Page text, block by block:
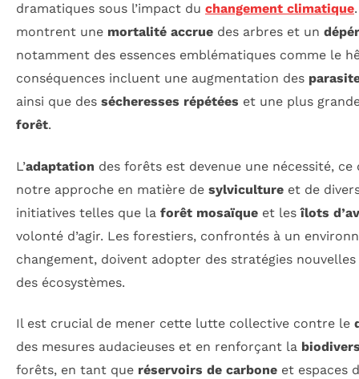
dramatiques sous l’impact du changement climatique
montrent une mortalité accrue des arbres et un
notamment des essences emblématiques comme le
conséquences incluent une augmentation des
ainsi que des sécheresses répétées et une plus
forêt.
L’adaptation des forêts est devenue une nécessité,
notre approche en matière de sylviculture et de
initiatives telles que la forêt mosaïque et lesîlots
volonté d’agir. Les forestiers, confrontés à un
changement, doivent adopter des stratégies
des écosystèmes.
Il est crucial de mener cette lutte collective contre le
des mesures audacieuses et en renforçant la
forêts, en tant que réservoirs de carbone et espaces